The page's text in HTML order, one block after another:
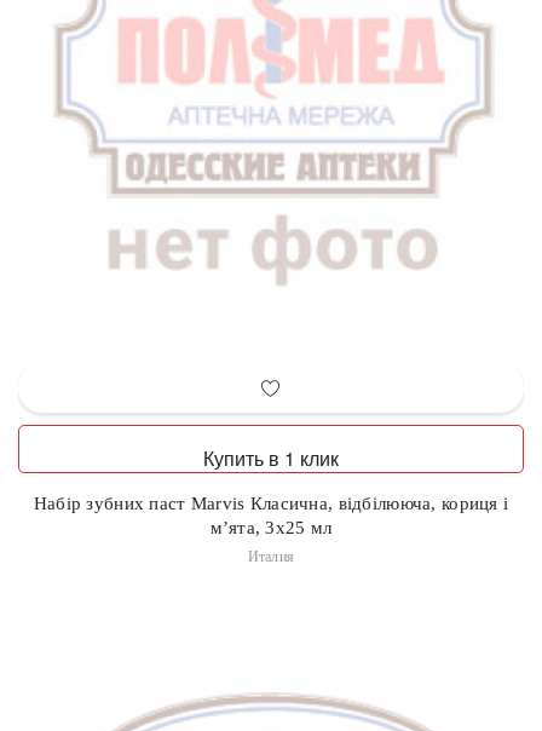
Купить в 1 клик
Набір зубних паст Marvis Класична, відбілююча, кориця і
м’ята, 3х25 мл
Италия